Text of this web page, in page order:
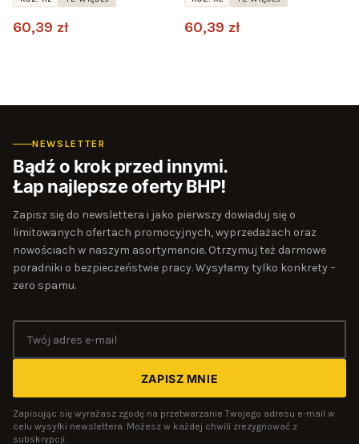
60,39 zł 60,39 zł
NEWSLETTER
Bądź o krok przed innymi.
Łap najlepsze oferty BHP!
Zapisz się do newslettera i jako pierwszy dowiaduj się o
limitowanych ofertach promocyjnych, wyprzedażach oraz
nowościach w naszym asortymencie. Otrzymuj też darmowe
poradniki o bezpieczeństwie pracy. Wysyłamy tylko konkrety –
zero spamu.
ZAPISZ MNIE
Zapisując się wyrażasz zgodę na przetwarzanie Twojego adresu e-mail w
celu wysyłki newslettera. Możesz w każdej chwili zrezygnować z
subskrypcji.